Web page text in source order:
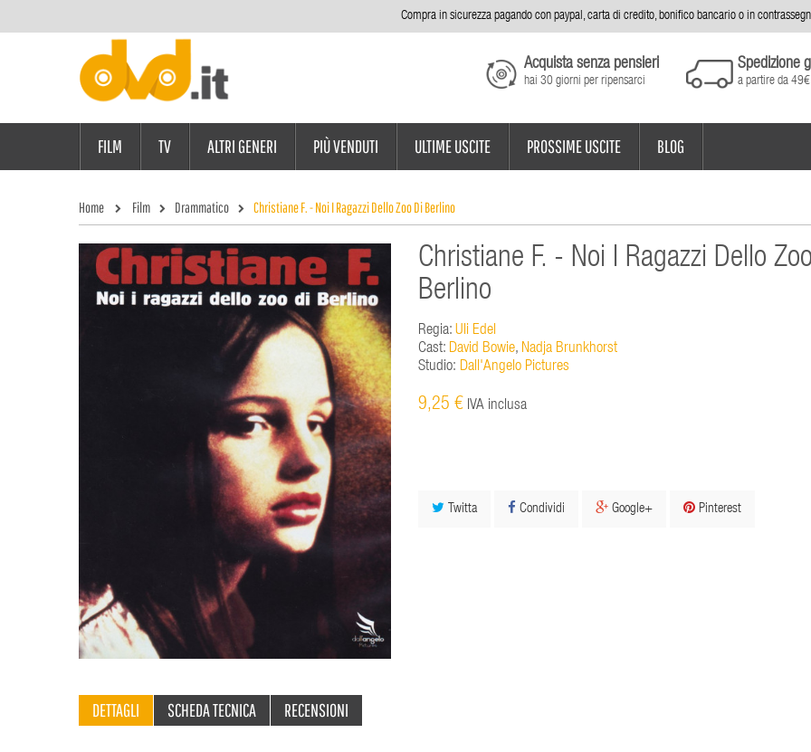
Compra in sicurezza pagando con paypal, carta di credito, bonifico bancario o in
Acquista senza pensieri
hai 30 giorni per ripensarci
Spedizione
a partire da 49€
FILM TV ALTRI GENERI PIÙ VENDUTI ULTIME USCITE PROSSIME USCITE BLOG
Home Film Drammatico Christiane F. - Noi I Ragazzi Dello Zoo Di Berlino
Christiane F. - Noi I Ragazzi Dello
Berlino
Regia: Uli Edel
Cast: David Bowie, Nadja Brunkhorst
Studio: Dall'Angelo Pictures
9,25 € IVA inclusa
Twitta Condividi Google+ Pinterest
DETTAGLI SCHEDA TECNICA RECENSIONI